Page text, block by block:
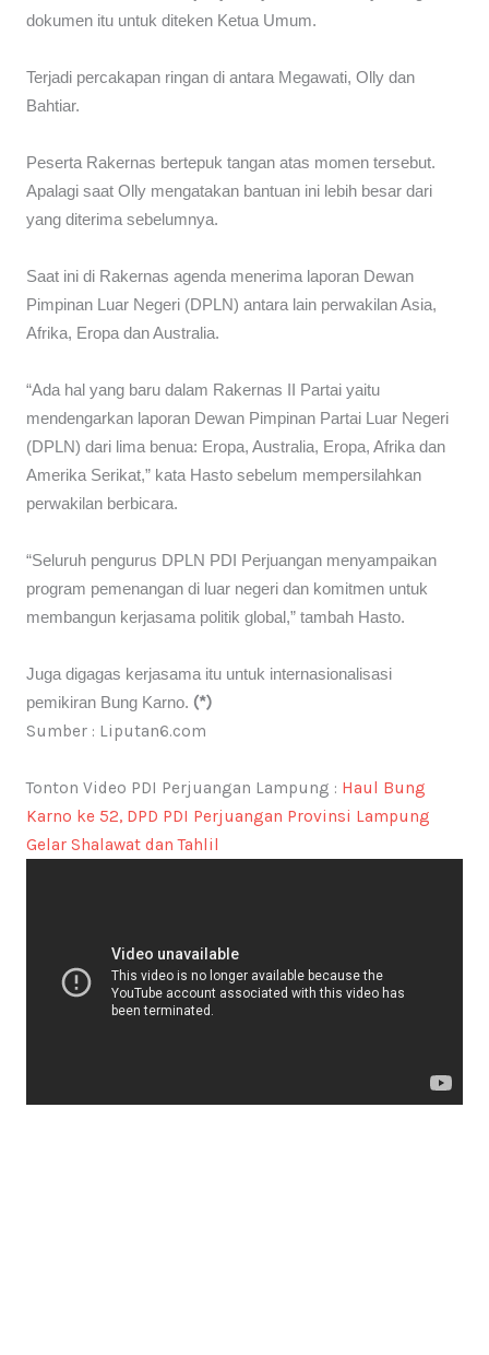
dokumen itu untuk diteken Ketua Umum.
Terjadi percakapan ringan di antara Megawati, Olly dan
Bahtiar.
Peserta Rakernas bertepuk tangan atas momen tersebut.
Apalagi saat Olly mengatakan bantuan ini lebih besar dari
yang diterima sebelumnya.
Saat ini di Rakernas agenda menerima laporan Dewan
Pimpinan Luar Negeri (DPLN) antara lain perwakilan Asia,
Afrika, Eropa dan Australia.
“Ada hal yang baru dalam Rakernas II Partai yaitu
mendengarkan laporan Dewan Pimpinan Partai Luar Negeri
(DPLN) dari lima benua: Eropa, Australia, Eropa, Afrika dan
Amerika Serikat,” kata Hasto sebelum mempersilahkan
perwakilan berbicara.
“Seluruh pengurus DPLN PDI Perjuangan menyampaikan
program pemenangan di luar negeri dan komitmen untuk
membangun kerjasama politik global,” tambah Hasto.
Juga digagas kerjasama itu untuk internasionalisasi
pemikiran Bung Karno. (*)
Sumber : Liputan6.com
Tonton Video PDI Perjuangan Lampung : Haul Bung
Karno ke 52, DPD PDI Perjuangan Provinsi Lampung
Gelar Shalawat dan Tahlil